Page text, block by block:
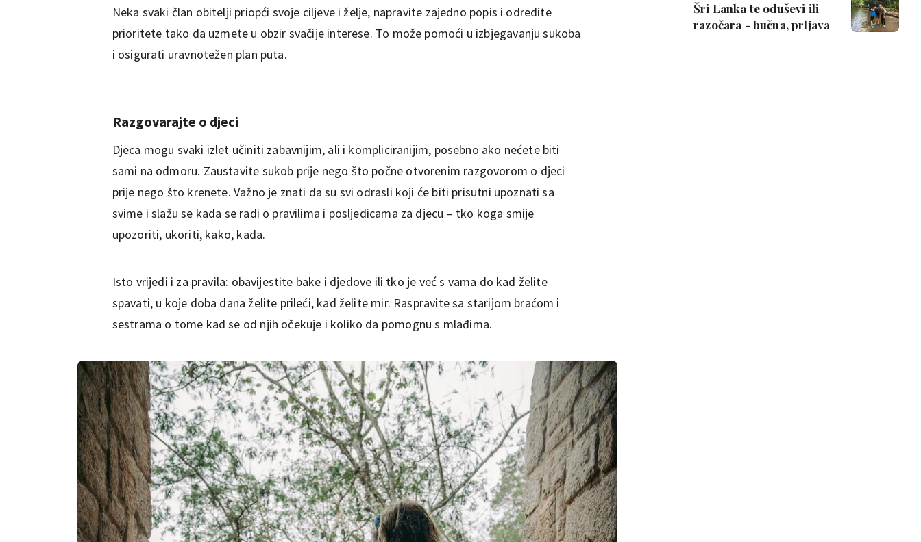
Neka svaki član obitelji priopći svoje ciljeve i želje, napravite zajedno popis i odredite
prioritete tako da uzmete u obzir svačije interese. To može pomoći u izbjegavanju sukoba
i osigurati uravnotežen plan puta.
Razgovarajte o djeci
Djeca mogu svaki izlet učiniti zabavnijim, ali i kompliciranijim, posebno ako nećete biti
sami na odmoru. Zaustavite sukob prije nego što počne otvorenim razgovorom o djeci
prije nego što krenete. Važno je znati da su svi odrasli koji će biti prisutni upoznati sa
svime i slažu se kada se radi o pravilima i posljedicama za djecu – tko koga smije
upozoriti, ukoriti, kako, kada.
Isto vrijedi i za pravila: obavijestite bake i djedove ili tko je već s vama do kad želite
spavati, u koje doba dana želite prileći, kad želite mir. Raspravite sa starijom braćom i
sestrama o tome kad se od njih očekuje i koliko da pomognu s mlađima.
Šri Lanka te oduševi ili
razočara - bučna, prljava